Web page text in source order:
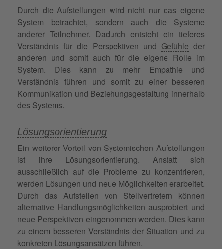
Durch die Aufstellungen wird nicht nur das eigene
System betrachtet, sondern auch die Systeme
anderer Teilnehmer. Dadurch entsteht ein tieferes
Verständnis für die Perspektiven und Gefühle der
anderen und somit auch für die eigene Rolle im
System. Dies kann zu mehr Empathie und
Verständnis führen und somit zu einer besseren
Kommunikation und Beziehungsgestaltung innerhalb
des Systems.
Lösungsorientierung
Ein weiterer Vorteil von Systemischen Aufstellungen
ist ihre Lösungsorientierung. Anstatt sich
ausschließlich auf die Probleme zu konzentrieren,
werden Lösungen und neue Möglichkeiten erarbeitet.
Durch das Aufstellen von Stellvertretern können
alternative Handlungsmöglichkeiten ausprobiert und
neue Perspektiven eingenommen werden. Dies kann
zu einem besseren Verständnis der Situation und zu
konkreten Lösungsansätzen führen.